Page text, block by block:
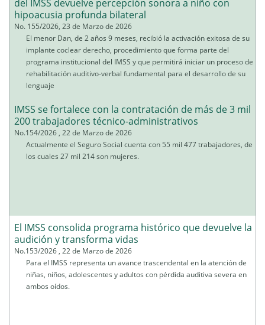
del IMSS devuelve percepción sonora a niño con
hipoacusia profunda bilateral
No. 155/2026, 23 de Marzo de 2026
El menor Dan, de 2 años 9 meses, recibió la activación exitosa de su
implante coclear derecho, procedimiento que forma parte del
programa institucional del IMSS y que permitirá iniciar un proceso de
rehabilitación auditivo-verbal fundamental para el desarrollo de su
lenguaje
IMSS se fortalece con la contratación de más de 3 mil
200 trabajadores técnico-administrativos
No.154/2026 , 22 de Marzo de 2026
Actualmente el Seguro Social cuenta con 55 mil 477 trabajadores, de
los cuales 27 mil 214 son mujeres.
El IMSS consolida programa histórico que devuelve la
audición y transforma vidas
No.153/2026 , 22 de Marzo de 2026
Para el IMSS representa un avance trascendental en la atención de
niñas, niños, adolescentes y adultos con pérdida auditiva severa en
ambos oídos.